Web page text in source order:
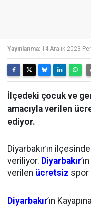
Yayınlanma: 14 Aralık 2023
İlçedeki çocuk ve
amacıyla verilen
ediyor.
Diyarbakır’ın
veriliyor. Diyarbakır
verilen ücretsiz spor
Diyarbakır’ın